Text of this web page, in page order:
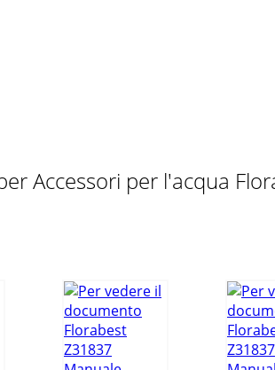
Accessori per l'acqua